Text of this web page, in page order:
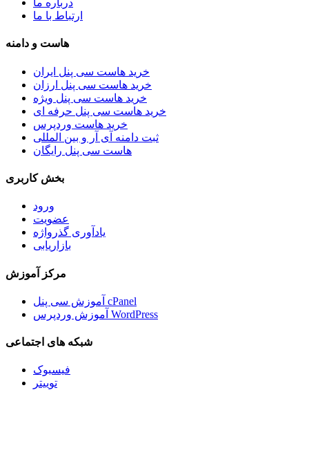
درباره ما
ارتباط با ما
هاست و دامنه
خرید هاست سی پنل ایران
خرید هاست سی پنل ارزان
خرید هاست سی پنل ویژه
خرید هاست سی پنل حرفه ای
خرید هاست وردپرس
ثبت دامنه آی آر و بین المللی
هاست سی پنل رایگان
بخش کاربری
ورود
عضویت
یادآوری گذرواژه
بازاریابی
مرکز آموزش
آموزش سی پنل cPanel
آموزش وردپرس WordPress
شبکه های اجتماعی
فیسبوک
توییتر